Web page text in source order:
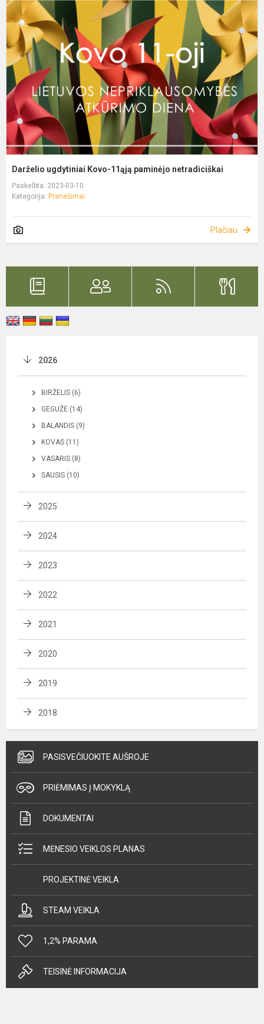
Darželio ugdytiniai Kovo-11ąją paminėjo netradiciškai
Paskelbta: 2023-03-10
Kategorija: Pranešimai
Plačiau
2026
BIRŽELIS (6)
GEGUŽĖ (14)
BALANDIS (9)
KOVAS (11)
VASARIS (8)
SAUSIS (10)
2025
2024
2023
2022
2021
2020
2019
2018
PASISVEČIUOKITE AUŠROJE
PRIĖMIMAS Į MOKYKLĄ
DOKUMENTAI
MĖNESIO VEIKLOS PLANAS
PROJEKTINĖ VEIKLA
STEAM VEIKLA
1,2% PARAMA
TEISINĖ INFORMACIJA